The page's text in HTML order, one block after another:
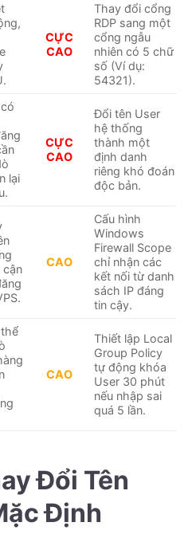
CỰC
CAO
Thay đổi cổng
RDP sang một
cổng ngẫu
nhiên có 5 chữ
số (Ví dụ:
54321).
lại
CỰC
CAO
Đổi tên User
hệ thống
thành một
định danh
riêng khó đoán
độc bản.
cận
CAO
Cấu hình
Windows
Firewall Scope
chỉ nhận các
kết nối từ danh
sách IP đáng
tin cậy.
CAO
Thiết lập Local
Group Policy
tự động khóa
User 30 phút
nếu nhập sai
quá 5 lần.
Đổi Tên
Định